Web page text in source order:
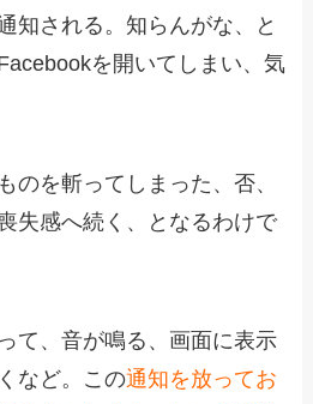
知される。知らんがな、と
を開いてしまい、気
のを斬ってしまった、否、
失感へ続く、となるわけで
て、音が鳴る、画面に表示
など。この通知を放ってお